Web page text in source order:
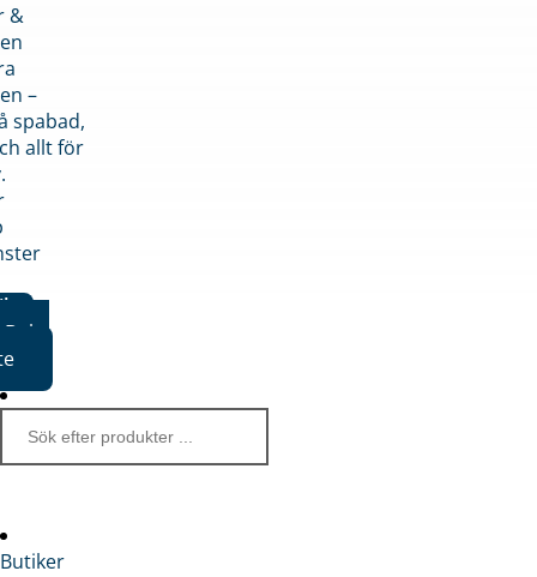
&
–
spabad,
allt för
Boka
Butiker